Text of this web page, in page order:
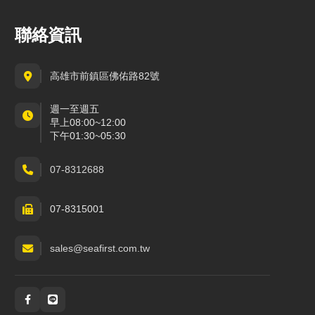
聯絡資訊
高雄市前鎮區佛佑路82號
週一至週五
早上08:00~12:00
下午01:30~05:30
07-8312688
07-8315001
sales@seafirst.com.tw
社群與通訊